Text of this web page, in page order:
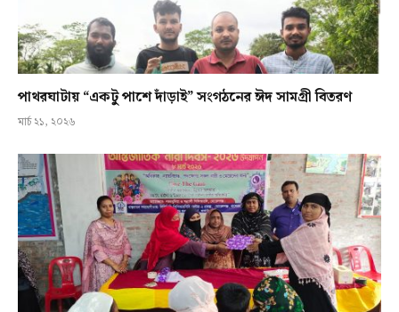
পাথরঘাটায় “একটু পাশে দাঁড়াই” সংগঠনের ঈদ সামগ্রী বিতরণ
মার্চ ২১, ২০২৬